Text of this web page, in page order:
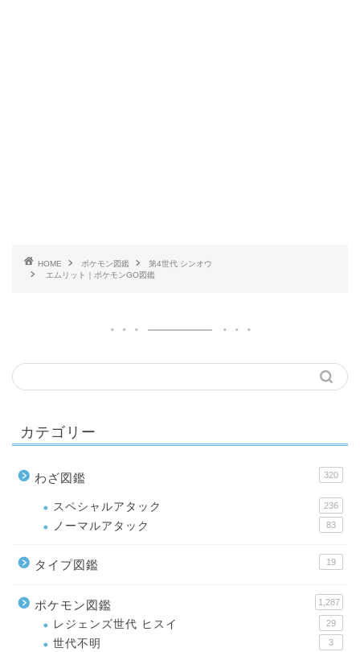
HOME ポケモン図鑑
第4世代 シンオウ
エムリット｜ポケモンGO図鑑
カテゴリー
わざ図鑑 320
スペシャルアタック 236
ノーマルアタック 83
タイプ図鑑 19
ポケモン図鑑 1,287
レジェンズ世代 ヒスイ 29
世代不明 3